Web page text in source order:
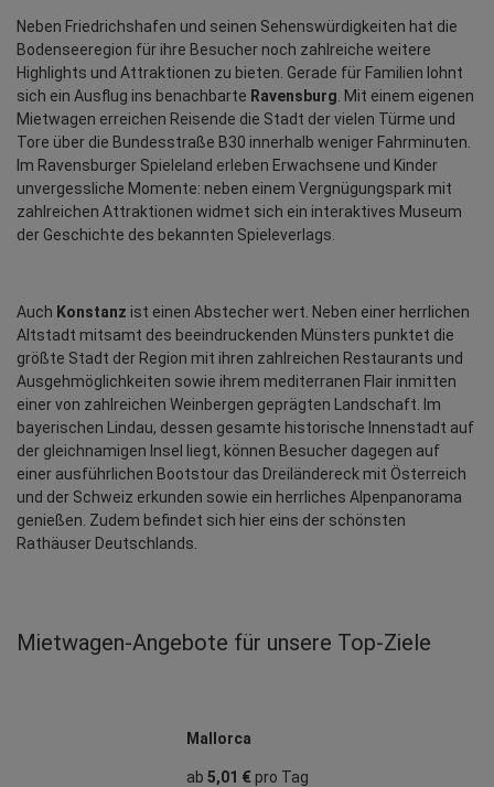
Neben Friedrichshafen und seinen Sehenswürdigkeiten hat die
Bodenseeregion für ihre Besucher noch zahlreiche weitere
Highlights und Attraktionen zu bieten. Gerade für Familien lohnt
sich ein Ausflug ins benachbarte Ravensburg . Mit einem eigenen
Mietwagen erreichen Reisende die Stadt der vielen Türme und
Tore über die Bundesstraße B30 innerhalb weniger Fahrminuten.
Im Ravensburger Spieleland erleben Erwachsene und Kinder
unvergessliche Momente: neben einem Vergnügungspark mit
zahlreichen Attraktionen widmet sich ein interaktives Museum
der Geschichte des bekannten Spieleverlags.
Auch Konstanz ist einen Abstecher wert. Neben einer herrlichen
Altstadt mitsamt des beeindruckenden Münsters punktet die
größte Stadt der Region mit ihren zahlreichen Restaurants und
Ausgehmöglichkeiten sowie ihrem mediterranen Flair inmitten
einer von zahlreichen Weinbergen geprägten Landschaft. Im
bayerischen Lindau, dessen gesamte historische Innenstadt auf
der gleichnamigen Insel liegt, können Besucher dagegen auf
einer ausführlichen Bootstour das Dreiländereck mit Österreich
und der Schweiz erkunden sowie ein herrliches Alpenpanorama
genießen. Zudem befindet sich hier eins der schönsten
Rathäuser Deutschlands.
Mietwagen‑Angebote für unsere Top‑Ziele
Mallorca
ab 5,01 €pro Tag